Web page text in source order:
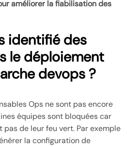
améliorer la fiabilisation des
identifié des
le déploiement
devops ?
Ops ne sont pas encore
équipes sont bloquées car
pas de leur feu vert. Par exemple
la configuration de